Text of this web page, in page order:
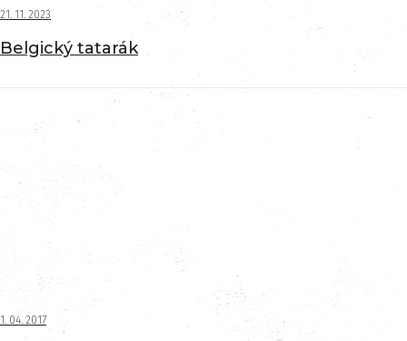
21. 11. 2023
Belgický tatarák
1. 04. 2017